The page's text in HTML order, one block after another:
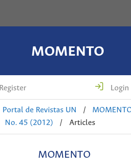
MOMENTO
Register Login
Portal de Revistas UN /
No. 45 (2012) / Articles
MOMENTO